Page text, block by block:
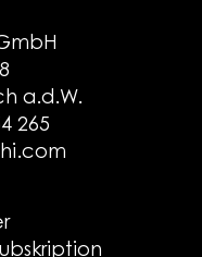
a.d.W.
265